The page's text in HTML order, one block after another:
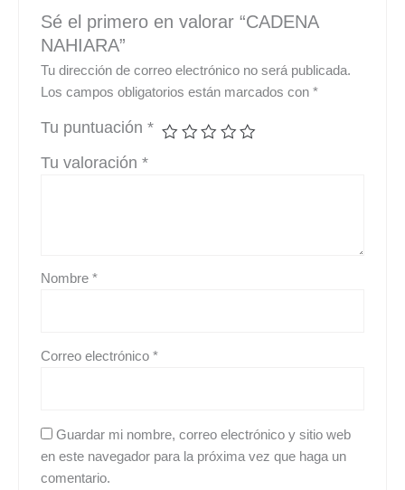
Sé el primero en valorar “CADENA
NAHIARA”
Tu dirección de correo electrónico no será publicada.
Los campos obligatorios están marcados con*
Tu puntuación*
Tu valoración*
Nombre*
Correo electrónico*
Guardar mi nombre, correo electrónico y sitio web
en este navegador para la próxima vez que haga un
comentario.